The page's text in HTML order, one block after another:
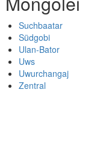
Suchbaatar
Südgobi
Ulan-Bator
Uws
Uwurchangaj
Zentral